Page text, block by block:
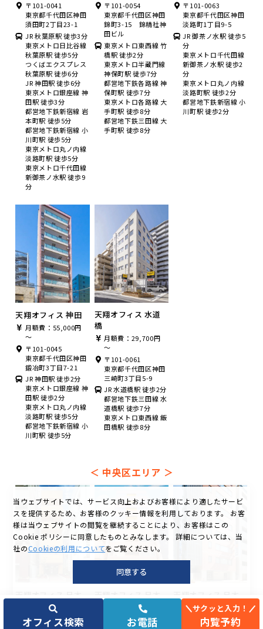
オフィス検索 お電話
サクッと入力！
内覧予約
〒101-0041
東京都千代田区神田
須田町2丁目23-1
JR 秋葉原駅 徒歩3分
東京メトロ日比谷線
秋葉原駅 徒歩5分
つくばエクスプレス
秋葉原駅 徒歩6分
JR 神田駅 徒歩6分
東京メトロ銀座線 神
田駅 徒歩3分
都営地下鉄新宿線 岩
本町駅 徒歩5分
都営地下鉄新宿線 小
川町駅 徒歩5分
東京メトロ丸ノ内線
淡路町駅 徒歩5分
東京メトロ千代田線
新御茶ノ水駅 徒歩9
分
〒101-0054
東京都千代田区神田
錦町3-15 錦精社神
田ビル
東京メトロ東西線 竹
橋駅 徒歩2分
東京メトロ半蔵門線
神保町駅 徒歩7分
都営地下鉄各路線 神
保町駅 徒歩7分
東京メトロ各路線 大
手町駅 徒歩8分
都営地下鉄三田線 大
手町駅 徒歩8分
〒101-0063
東京都千代田区神田
淡路町1丁目9-5
JR 御茶ノ水駅 徒歩5
分
東京メトロ千代田線
新御茶ノ水駅 徒歩2
分
東京メトロ丸ノ内線
淡路町駅 徒歩2分
都営地下鉄新宿線 小
川町駅 徒歩2分
天翔オフィス 神田
月額費：55,000円
～
〒101-0045
東京都千代田区神田
鍛冶町3丁目7-21
JR 神田駅 徒歩2分
東京メトロ銀座線 神
田駅 徒歩2分
東京メトロ丸ノ内線
淡路町駅 徒歩5分
都営地下鉄新宿線 小
川町駅 徒歩5分
天翔オフィス 水道
橋
月額費：29,700円
～
〒101-0061
東京都千代田区神田
三崎町3丁目5-9
JR 水道橋駅 徒歩2分
都営地下鉄三田線 水
道橋駅 徒歩7分
東京メトロ東西線 飯
田橋駅 徒歩8分
＜ 中央区エリア ＞
月額費：29,700円
月額費：44,000円
橋人形町
月額費：29,700円
当ウェブサイトでは、サービス向上およびお客様により適したサービ
スを提供するため、お客様のクッキー情報を利用しております。
お客
様は当ウェブサイトの閲覧を継続することにより、お客様はこの
Cookie ポリシーに同意したものとみなします。
詳細については、当
社のCookieの利用についてをご覧ください。
同意する